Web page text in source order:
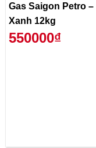
Gas Saigon Petro – Màu
Xanh 12kg
550000₫